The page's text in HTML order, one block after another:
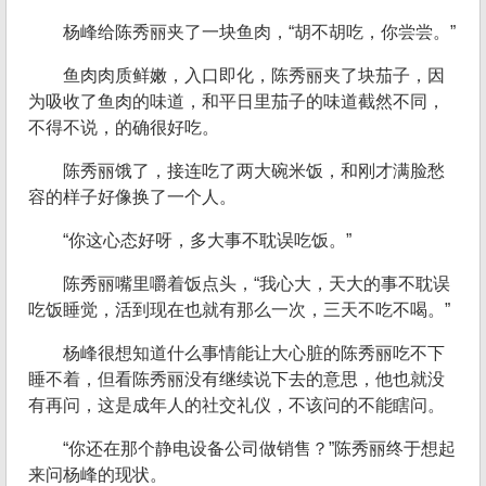
杨峰给陈秀丽夹了一块鱼肉，“胡不胡吃，你尝尝。”
鱼肉肉质鲜嫩，入口即化，陈秀丽夹了块茄子，因
为吸收了鱼肉的味道，和平日里茄子的味道截然不同，
不得不说，的确很好吃。
陈秀丽饿了，接连吃了两大碗米饭，和刚才满脸愁
容的样子好像换了一个人。
“你这心态好呀，多大事不耽误吃饭。”
陈秀丽嘴里嚼着饭点头，“我心大，天大的事不耽误
吃饭睡觉，活到现在也就有那么一次，三天不吃不喝。”
杨峰很想知道什么事情能让大心脏的陈秀丽吃不下
睡不着，但看陈秀丽没有继续说下去的意思，他也就没
有再问，这是成年人的社交礼仪，不该问的不能瞎问。
“你还在那个静电设备公司做销售？”陈秀丽终于想起
来问杨峰的现状。